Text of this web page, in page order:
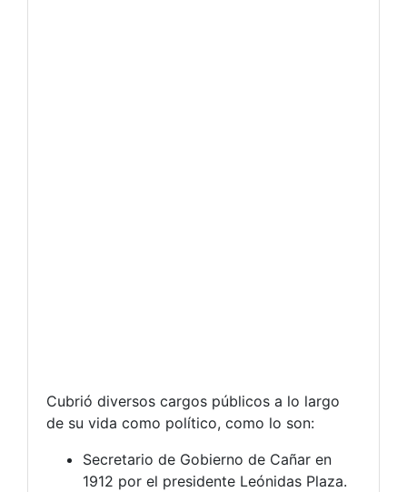
Cubrió diversos cargos públicos a lo largo
de su vida como político, como lo son:
Secretario de Gobierno de Cañar en
1912 por el presidente Leónidas Plaza.